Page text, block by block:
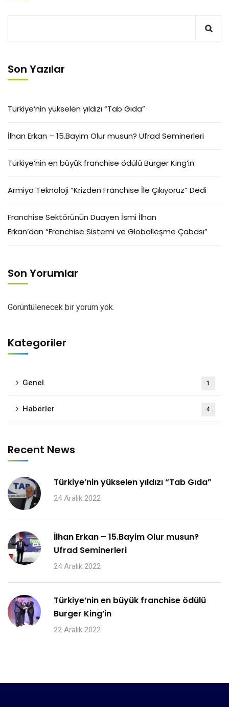
Son Yazılar
Türkiye’nin yükselen yıldızı “Tab Gıda”
İlhan Erkan – 15.Bayim Olur musun? Ufrad Seminerleri
Türkiye’nin en büyük franchise ödülü Burger King’in
Armiya Teknoloji “Krizden Franchise İle Çıkıyoruz” Dedi
Franchise Sektörünün Duayen İsmi İlhan
Erkan’dan “Franchise Sistemi ve Globalleşme Çabası”
Son Yorumlar
Görüntülenecek bir yorum yok.
Kategoriler
Genel 1
Haberler 4
Recent News
Türkiye’nin yükselen yıldızı “Tab Gıda”
24 Aralık 2022
İlhan Erkan – 15.Bayim Olur musun?
Ufrad Seminerleri
24 Aralık 2022
Türkiye’nin en büyük franchise ödülü
Burger King’in
22 Aralık 2022